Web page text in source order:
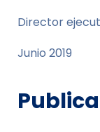
Director
Junio 2019